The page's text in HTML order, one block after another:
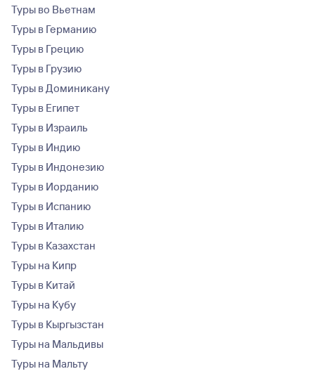
Туры во Вьетнам
Туры в Германию
Туры в Грецию
Туры в Грузию
Туры в Доминикану
Туры в Египет
Туры в Израиль
Туры в Индию
Туры в Индонезию
Туры в Иорданию
Туры в Испанию
Туры в Италию
Туры в Казахстан
Туры на Кипр
Туры в Китай
Туры на Кубу
Туры в Кыргызстан
Туры на Мальдивы
Туры на Мальту